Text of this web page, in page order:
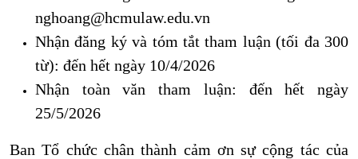
nghoang@hcmulaw.edu.vn
Nhận đăng ký và tóm tắt tham luận (tối đa 300
từ): đến hết ngày 10/4/2026
Nhận toàn văn tham luận: đến hết ngày
25/5/2026
Ban Tổ chức chân thành cảm ơn sự cộng tác của